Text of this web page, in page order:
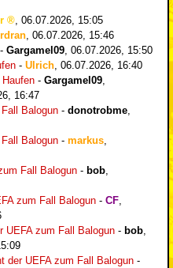
06.07.2026, 15:05
06.07.2026, 15:46
- Gargamel09 06.07.2026, 15:50
- Ulrich 06.07.2026, 16:40
Haufen - Gargamel09
16:47
Balogun - donotrobme
Balogun - markus
Fall Balogun - bob
zum Fall Balogun - CF
UEFA zum Fall Balogun - bob
der UEFA zum Fall Balogun -